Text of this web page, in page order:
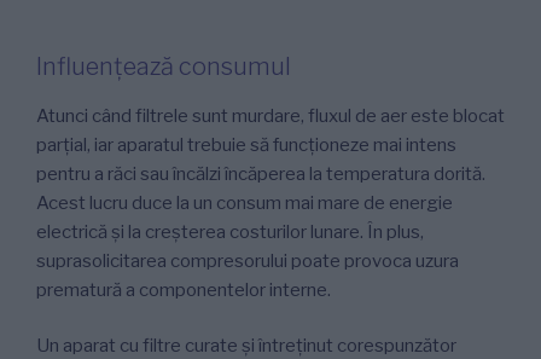
Influențează consumul
Atunci când filtrele sunt murdare, fluxul de aer este blocat
parțial, iar aparatul trebuie să funcționeze mai intens
pentru a răci sau încălzi încăperea la temperatura dorită.
Acest lucru duce la un consum mai mare de energie
electrică și la creșterea costurilor lunare. În plus,
suprasolicitarea compresorului poate provoca uzura
prematură a componentelor interne.
Un aparat cu filtre curate și întreținut corespunzător